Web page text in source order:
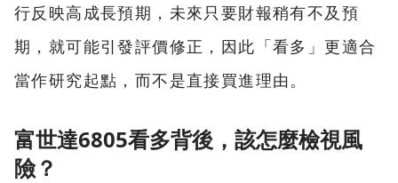
行反映高成長預期，未來只要財報稍有不及預
期，就可能引發評價修正，因此「看多」更適合
當作研究起點，而不是直接買進理由。
富世達6805看多背後，該怎麼檢視風
險？